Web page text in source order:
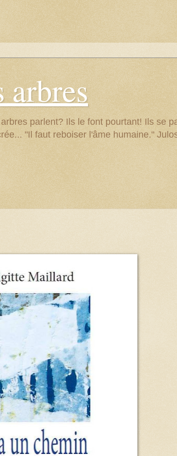
arbres
parlent? Ils le font pourtant! Ils se
"Il faut reboiser l'âme humaine."